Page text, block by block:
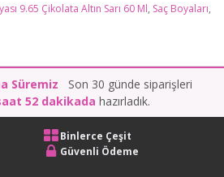
9.65 Çikolata Altın Sarı 60 Ml, Saç Boyaları,
Süremiz Son 30 günde siparişleri
52 dakikada hazırladık.
Binlerce Çeşit
Güvenli Ödeme